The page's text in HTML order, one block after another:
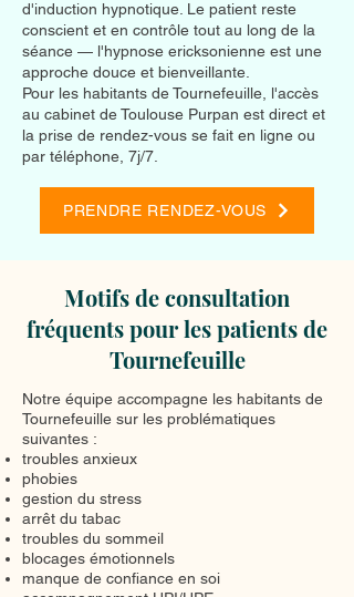
d'induction hypnotique. Le patient reste
conscient et en contrôle tout au long de la
séance — l'hypnose ericksonienne est une
approche douce et bienveillante.
Pour les habitants de Tournefeuille, l'accès
au cabinet de Toulouse Purpan est direct et
la prise de rendez-vous se fait en ligne ou
par téléphone, 7j/7.
PRENDRE RENDEZ-VOUS
Motifs de consultation
fréquents pour les patients de
Tournefeuille
Notre équipe accompagne les habitants de
Tournefeuille sur les problématiques
suivantes :
troubles anxieux
phobies
gestion du stress
arrêt du tabac
troubles du sommeil
blocages émotionnels
manque de confiance en soi